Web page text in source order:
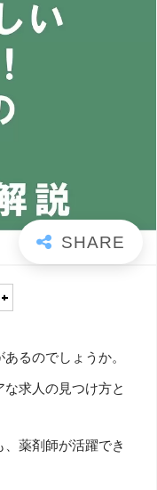
るのでしょうか。
求人の見つけ方と
薬剤師が活躍でき